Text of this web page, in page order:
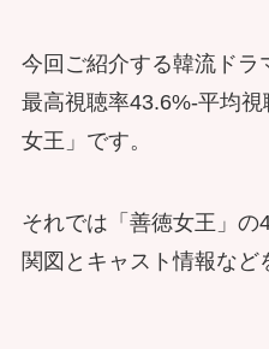
今回ご紹介する韓流ドラ
最高視聴率43.6%-平均
女王」です。
それでは「善徳女王」の
関図とキャスト情報など